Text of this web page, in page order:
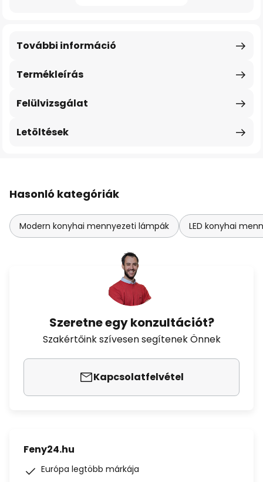
Termékleírás
További információ
Felülvizsgálat
Letöltések
Hasonló kategóriák
Modern konyhai mennyezeti lámpák LED konyhai
Szeretne egy konzultációt?
Szakértőink szívesen segítenek Önnek
Kapcsolatfelvétel
Feny24.hu
Európa legtöbb márkája